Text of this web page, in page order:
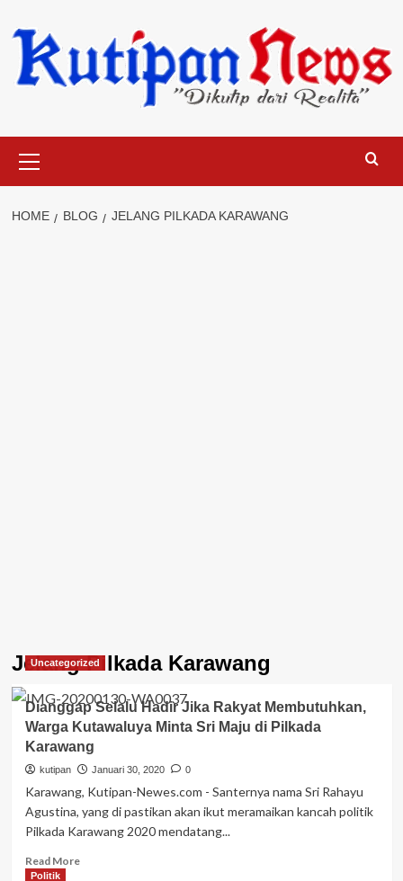
to
content
Menu
HOME BLOG JELANG PILKADA KARAWANG
Jelang Pilkada Karawang
Uncategorized
Dianggap Selalu Hadir Jika Rakyat Membutuhkan,
Warga Kutawaluya Minta Sri Maju di Pilkada
Karawang
kutipan Januari 30, 2020 0
Karawang, Kutipan-Newes.com - Santernya nama Sri Rahayu
Agustina, yang di pastikan akan ikut meramaikan kancah politik
Pilkada Karawang 2020 mendatang...
Read MoreRead
Politik